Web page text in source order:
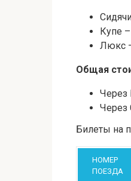
Купе
Люкс
Общая
Через
Через
Билеты на
НОМЕР
ПОЕЗДА